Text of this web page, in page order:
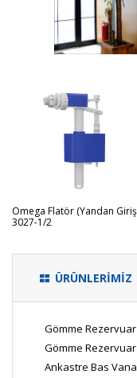
Omega Flatör (Yandan
3027-1/2
ÜRÜNLERİMİZ
Gömme
Gömme Rezervuar
Ankastre Bas